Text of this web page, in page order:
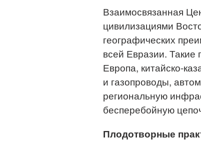
Взаимосвязанная
цивилизациями
географических
всей Евразии. Такие
Европа, китайско-
и газопроводы,
региональную
бесперебойную
Плодотворные